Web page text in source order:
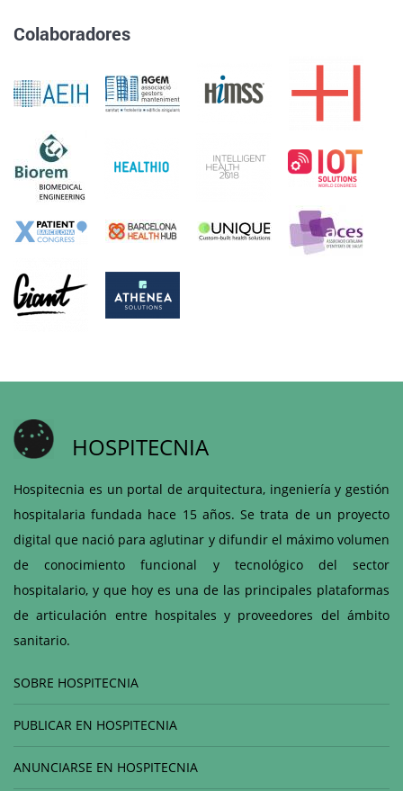
Colaboradores
HOSPITECNIA
Hospitecnia es un portal de arquitectura, ingeniería y gestión
hospitalaria fundada hace 15 años. Se trata de un proyecto
digital que nació para aglutinar y difundir el máximo volumen
de conocimiento funcional y tecnológico del sector
hospitalario, y que hoy es una de las principales plataformas
de articulación entre hospitales y proveedores del ámbito
sanitario.
SOBRE HOSPITECNIA
PUBLICAR EN HOSPITECNIA
ANUNCIARSE EN HOSPITECNIA